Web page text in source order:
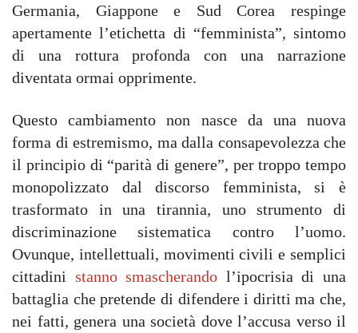
Germania, Giappone e Sud Corea respinge
apertamente l’etichetta di “femminista”, sintomo
di una rottura profonda con una narrazione
diventata ormai opprimente.
Questo cambiamento non nasce da una nuova
forma di estremismo, ma dalla consapevolezza che
il principio di “parità di genere”, per troppo tempo
monopolizzato dal discorso femminista, si è
trasformato in una tirannia, uno strumento di
discriminazione sistematica contro l’uomo.
Ovunque, intellettuali, movimenti civili e semplici
cittadini stanno smascherando l’ipocrisia di una
battaglia che pretende di difendere i diritti ma che,
nei fatti, genera una società dove l’accusa verso il